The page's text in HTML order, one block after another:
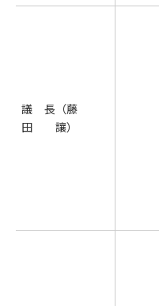
議 長（藤
田 讓）